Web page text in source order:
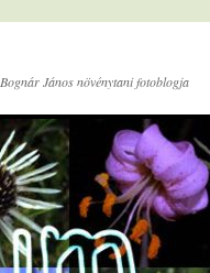
Bognár János növénytani fotoblogja